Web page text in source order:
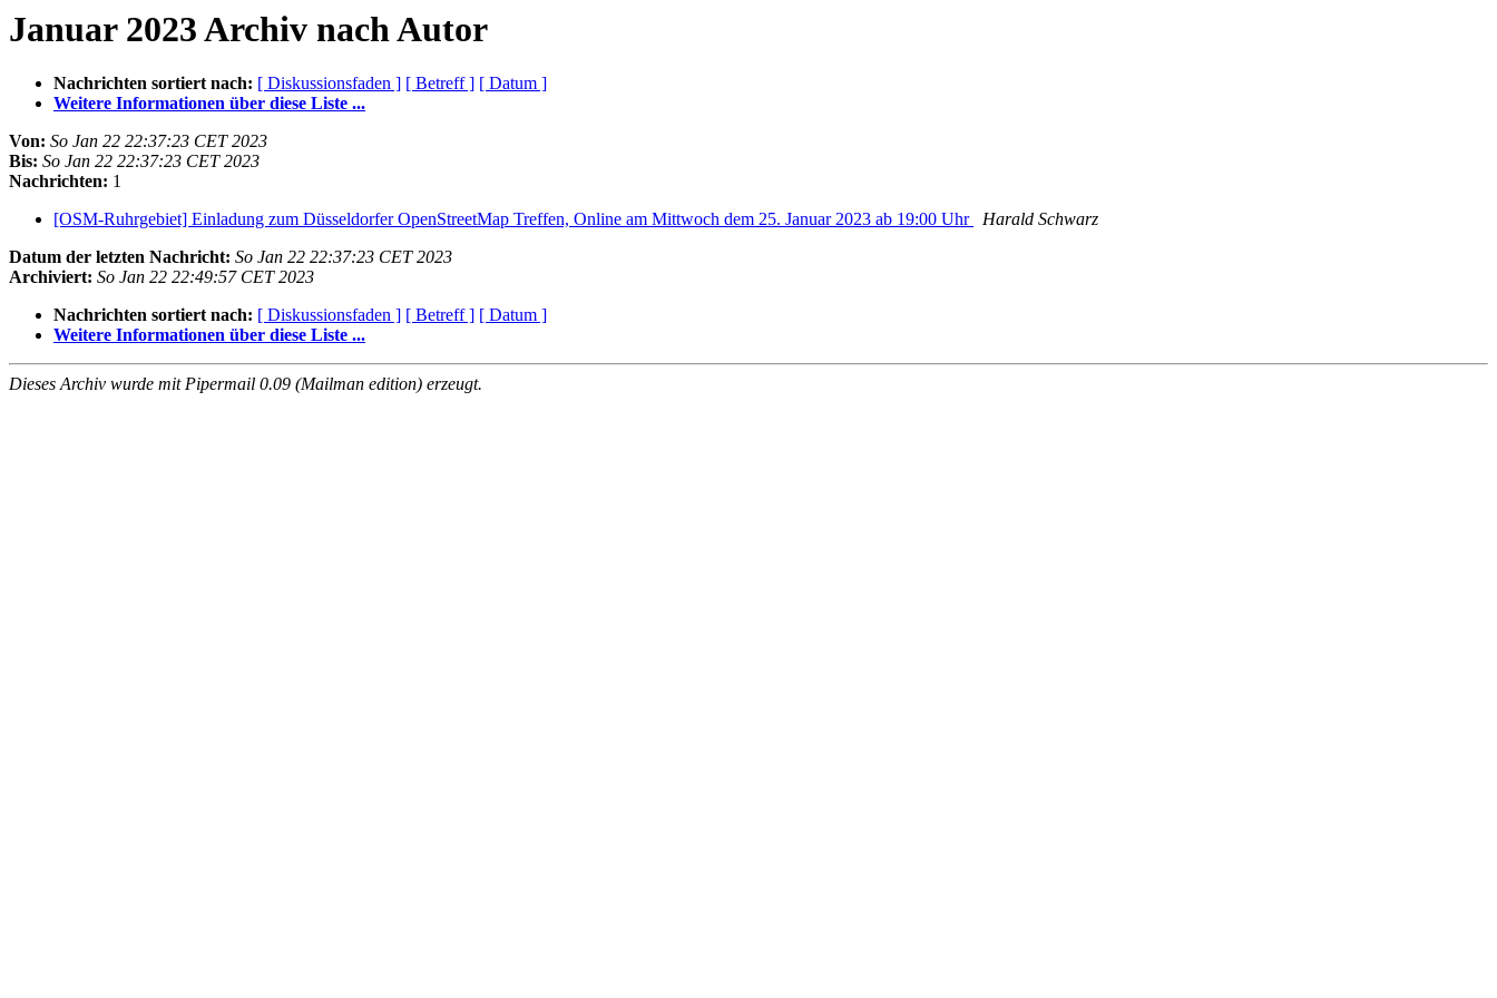
Januar 2023 Archiv nach Autor
Nachrichten sortiert nach: [ Diskussionsfaden ] [ Betreff ] [ Datum ]
Weitere Informationen über diese Liste ...
Von: So Jan 22 22:37:23 CET 2023
Bis: So Jan 22 22:37:23 CET 2023
Nachrichten: 1
[OSM-Ruhrgebiet] Einladung zum Düsseldorfer OpenStreetMap Treffen, Online am Mittwoch dem 25. Januar 2023 ab 19:00 Uhr
Harald Schwarz
Datum der letzten Nachricht: So Jan 22 22:37:23 CET 2023
Archiviert: So Jan 22 22:49:57 CET 2023
Nachrichten sortiert nach: [ Diskussionsfaden ] [ Betreff ] [ Datum ]
Weitere Informationen über diese Liste ...
Dieses Archiv wurde mit Pipermail 0.09 (Mailman edition) erzeugt.